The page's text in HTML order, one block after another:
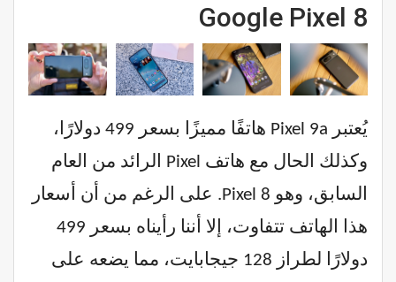
Google Pixel 8
يُعتبر Pixel 9a هاتفًا مميزًا بسعر 499 دولارًا،
وكذلك الحال مع هاتف Pixel الرائد من العام
السابق، وهو Pixel 8. على الرغم من أن أسعار
هذا الهاتف تتفاوت، إلا أننا رأيناه بسعر 499
دولارًا لطراز 128 جيجابايت، مما يضعه على